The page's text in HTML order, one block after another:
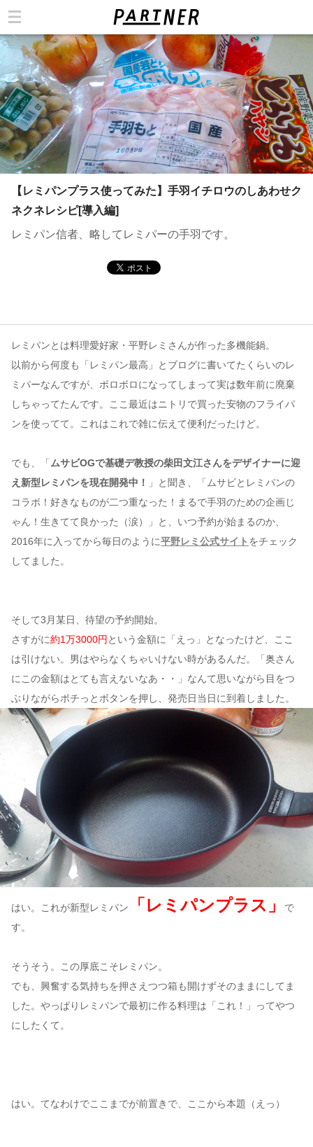
【レミパンプラス使ってみた】手羽イチロウのしあわせク
ネクネレシピ[導入編]
レミパン信者、略してレミパーの手羽です。
レミパンとは料理愛好家・平野レミさんが作った多機能鍋。
以前から何度も「レミパン最高」とブログに書いてたくらいのレ
ミパーなんですが、ボロボロになってしまって実は数年前に廃棄
しちゃってたんです。ここ最近はニトリで買った安物のフライパ
ンを使ってて。これはこれで雑に伝えて便利だったけど。
でも、「 ムサビOGで基礎デ教授の柴田文江さんをデザイナーに迎
え新型レミパンを現在開発中！
」と聞き、「ムサビとレミパンの
コラボ！好きなものが二つ重なった！まるで手羽のための企画じ
ゃん！生きてて良かった（涙）」と、いつ予約が始まるのか、
2016年に入ってから毎日のように平野レミ公式サイト をチェック
してました。
そして3月某日、待望の予約開始。
さすがに約1万3000円 という金額に「えっ」となったけど、ここ
は引けない。男はやらなくちゃいけない時があるんだ。「奥さん
にこの金額はとても言えないなあ・・」なんて思いながら目をつ
ぶりながらポチっとボタンを押し、発売日当日に到着しました。
はい。これが新型レミパン 「レミパンプラス」
で
す。
そうそう。この厚底こそレミパン。
でも、興奮する気持ちを押さえつつ箱も開けずそのままにしてま
した。やっぱりレミパンで最初に作る料理は「これ！」ってやつ
にしたくて。
はい。てなわけでここまでが前置きで、ここから本題（えっ）
カテゴリ
コンテンツ
このサイトについて